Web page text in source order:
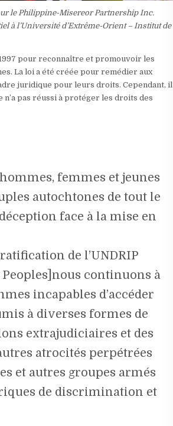
le Philippine-Misereor Partnership Inc.
à l’Université d’Extrême-Orient – Institut de
pour reconnaître et promouvoir les
La loi a été créée pour remédier aux
juridique pour leurs droits. Cependant, il
n’a pas réussi à protéger les droits des
femmes et jeunes
autochtones de tout le
face à la mise en
de l’UNDRIP
continuons à
incapables d’accéder
à diverses formes de
extrajudiciaires et des
atrocités perpétrées
et autres groupes armés
de discrimination et